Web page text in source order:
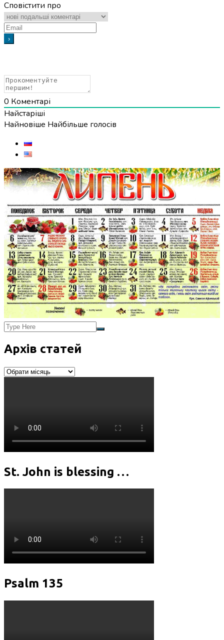
Сповістити про
0 Коментарі
Найстаріші
Найновіше Найбільше голосів
Архів статей
Архів
St. John is blessing …
Psalm 135